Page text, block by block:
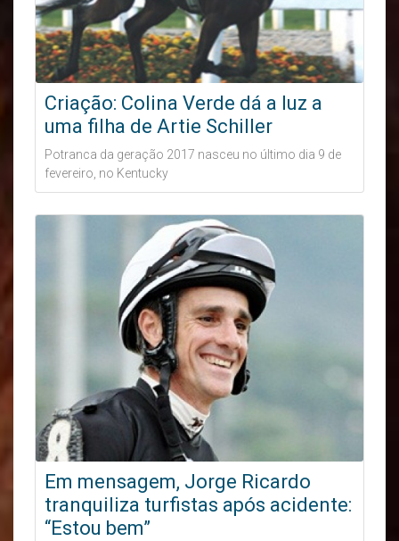
Criação: Colina Verde dá a luz a
uma filha de Artie Schiller
Potranca da geração 2017 nasceu no último dia 9 de
fevereiro, no Kentucky
Em mensagem, Jorge Ricardo
tranquiliza turfistas após acidente:
“Estou bem”